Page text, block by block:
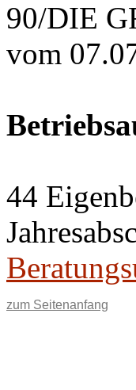
90/DIE
vom
44
zum Seitenanfang